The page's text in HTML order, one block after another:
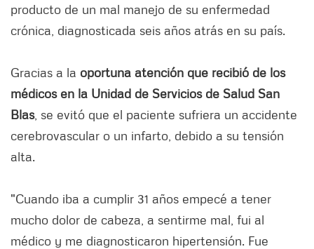
producto de un mal manejo de su enfermedad
crónica, diagnosticada seis años atrás en su país.
Gracias a la oportuna atención que recibió de los
médicos en la Unidad de Servicios de Salud San
Blas, se evitó que el paciente sufriera un accidente
cerebrovascular o un infarto, debido a su tensión
alta.
"Cuando iba a cumplir 31 años empecé a tener
mucho dolor de cabeza, a sentirme mal, fui al
médico y me diagnosticaron hipertensión. Fue